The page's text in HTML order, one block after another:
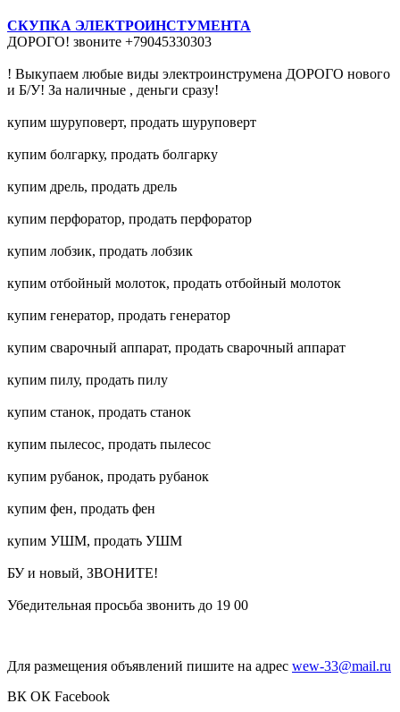
СКУПКА ЭЛЕКТРОИНСТУМЕНТА
ДОРОГО! звоните +79045330303
! Выкупаем любые виды электроинструмена ДОРОГО нового
и Б/У! За наличные , деньги сразу!
купим шуруповерт, продать шуруповерт
купим болгарку, продать болгарку
купим дрель, продать дрель
купим перфоратор, продать перфоратор
купим лобзик, продать лобзик
купим отбойный молоток, продать отбойный молоток
купим генератор, продать генератор
купим сварочный аппарат, продать сварочный аппарат
купим пилу, продать пилу
купим станок, продать станок
купим пылесос, продать пылесос
купим рубанок, продать рубанок
купим фен, продать фен
купим УШМ, продать УШМ
БУ и новый, ЗВОНИТЕ!
Убедительная просьба звонить до 19 00
Для размещения объявлений пишите на адрес wew-33@mail.ru
ВК ОК Facebook